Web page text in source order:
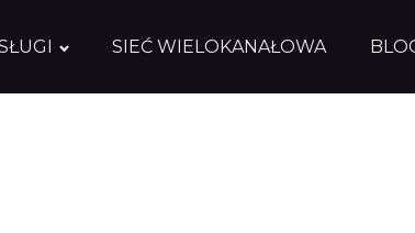
SIEĆ WIELOKANAŁOWA